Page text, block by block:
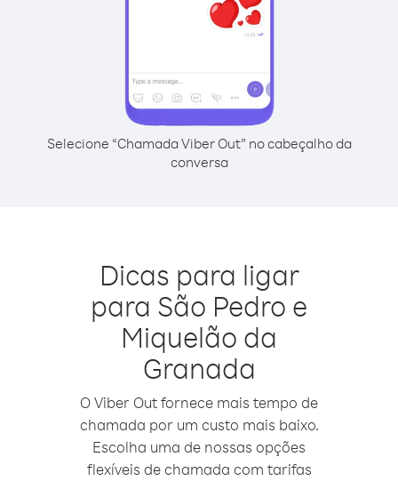
Selecione “Chamada Viber Out” no cabeçalho da
conversa
Dicas para ligar
para São Pedro e
Miquelão da
Granada
O Viber Out fornece mais tempo de
chamada por um custo mais baixo.
Escolha uma de nossas opções
flexíveis de chamada com tarifas